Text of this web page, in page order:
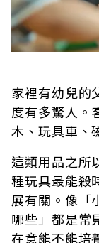
家裡有幼兒的
度有多驚人。
木、玩具車、
這類用品之所
種玩具最能殺
展有關。像「
哪些」都是常
在意能不能培